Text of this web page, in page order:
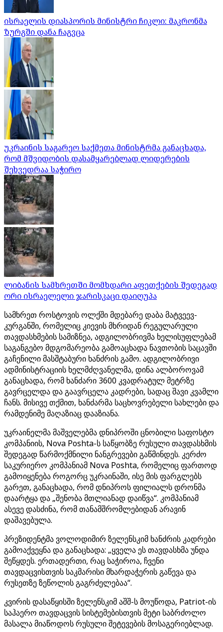
ისრაელის დიასპორის მინისტრი ჩიკლი: მაკრონმა
ზურგში დანა ჩაგვცა
უკრაინის საგარეო საქმეთა მინისტრმა განაცხადა,
რომ მშვიდობის დასამყარებლად ლიდერების
შეხვედრაა საჭირო
ლიბანის სამხრეთში მომხდარი აფეთქების შედეგად
ორი ისრაელელი ჯარისკაცი დაიღუპა
სამხრეთ როსტოვის ოლქში მდებარე დაბა მატვეევ-
კურგანში, რომელიც კიევის მხრიდან რეგულარული
თავდასხმების სამიზნეა, ადგილობრივმა ხელისუფლებამ
საგანგებო მდგომარეობა გამოაცხადა ნავთობის საცავში
გაჩენილი მასშტაბური ხანძრის გამო. ადგილობრივი
ადმინისტრაციის ხელმძღვანელმა, დინა ალბოროვამ
განაცხადა, რომ ხანძარი 3600 კვადრატულ მეტრზე
გავრცელდა და გაავრცელა კადრები, სადაც შავი კვამლი
ჩანს. მისივე თქმით, ხანძარმა საცხოვრებელი სახლები და
რამდენიმე მაღაზიაც დააზიანა.
უკრაინელმა მაშველებმა დნიპროში ცნობილი საფოსტო
კომპანიის, Nova Poshta-ს საწყობზე რუსული თავდასხმის
შედეგად წარმოქმნილი ნანგრევები გაწმინდეს. კერძო
საკურიერო კომპანიამ Nova Poshta, რომელიც ფართოდ
გამოიყენება როგორც უკრაინაში, ისე მის ფარგლებს
გარეთ, განაცხადა, რომ დნიპროს ფილიალს დრონმა
დაარტყა და „შენობა მთლიანად დაიწვა“. კომპანიამ
ასევე დასძინა, რომ თანამშრომლებიდან არავინ
დაშავებულა.
პრეზიდენტმა ვოლოდიმირ ზელენსკიმ ხანძრის კადრები
გამოაქვეყნა და განაცხადა: „ყველა ეს თავდასხმა უნდა
შეწყდეს. ერთადერთი, რაც საჭიროა, ჩვენი
თავდაცვისთვის საკმარისი მხარდაჭერის გაწევა და
რუსეთზე ზეწოლის გაგრძელებაა“.
კვირის დასაწყისში ზელენსკიმ აშშ-ს მოუწოდა, Patriot-ის
საჰაერო თავდაცვის სისტემებისთვის მეტი საბრძოლო
მასალა მიაწოდოს რუსული შეტევების მოსაგერიებლად.